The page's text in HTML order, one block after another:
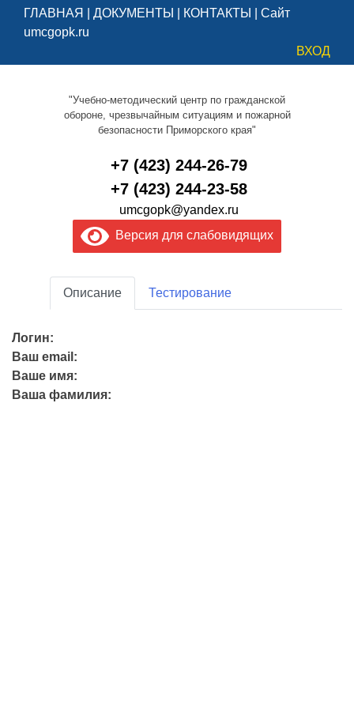
ГЛАВНАЯ ДОКУМЕНТЫ КОНТАКТЫ
Сайт
umcgopk.ru
ВХОД
"Учебно-методический центр по гражданской
обороне, чрезвычайным ситуациям и пожарной
безопасности Приморского края"
+7 (423) 244-26-79
+7 (423) 244-23-58
umcgopk@yandex.ru
Версия для слабовидящих
Описание Тестирование
Логин:
Ваш email:
Ваше имя:
Ваша фамилия: